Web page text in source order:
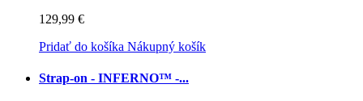
129,99 €
Pridať do košíka Nákupný košík
Strap-on - INFERNO™ -...